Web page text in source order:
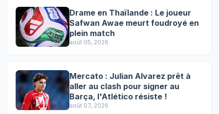
Drame en Thaïlande : Le joueur
Safwan Awae meurt foudroyé en
plein match
août 05, 2026
Mercato : Julian Alvarez prêt à
aller au clash pour signer au
Barça, l'Atlético résiste !
août 07, 2026